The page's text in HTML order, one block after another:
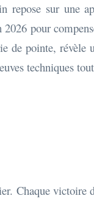
repose sur une
pour
de pointe,
techniques
Chaque